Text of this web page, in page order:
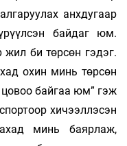
анхдугаар
байдаг юм.
би төрсөн гэдэг.
охин минь төр­сөн
бай­­гаа юм” гэж
хичээллэсэн
минь баярлаж,